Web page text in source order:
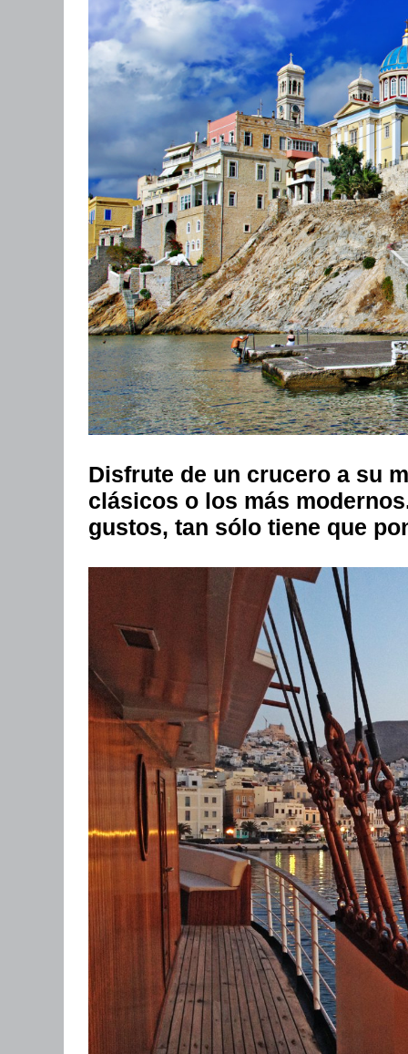
Disfrute de un crucero a su
clásicos o los más
gustos, tan sólo tiene que